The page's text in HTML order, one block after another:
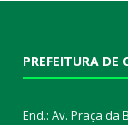
PREFEITURA DE
End.: Av. Praça da